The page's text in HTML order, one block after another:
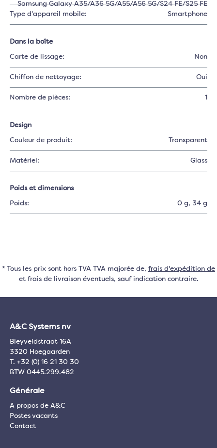
Samsung Galaxy A35/A36 5G/A55/A56 5G/S24 FE/S25 FE
Type d'appareil mobile:
Smartphone
Dans la boîte
Carte de lissage: Non
Chiffon de nettoyage: Oui
Nombre de pièces: 1
Design
Couleur de produit: Transparent
Matériel: Glass
Poids et dimensions
Poids: 0 g, 34 g
* Tous les prix sont hors TVA TVA majorée de, frais d'expédition de
et frais de livraison éventuels, sauf indication contraire.
A&C Systems nv
Bleyveldstraat 16A
3320 Hoegaarden
T. +32 (0) 16 21 30 30
BTW 0445.299.482
Générale
A propos de A&C
Postes vacants
Contact